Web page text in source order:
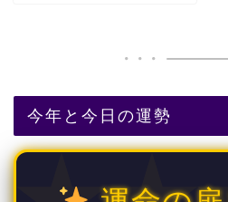
今年と今日の運勢